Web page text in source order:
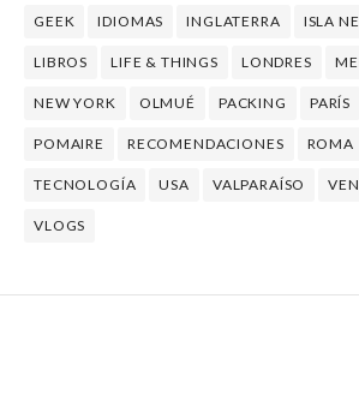
GEEK IDIOMAS INGLATERRA ISLA
LIBROS LIFE & THINGS LONDRES
NEW YORK OLMUÉ PACKING PARÍS
POMAIRE RECOMENDACIONES ROMA
TECNOLOGÍA USA VALPARAÍSO
VLOGS